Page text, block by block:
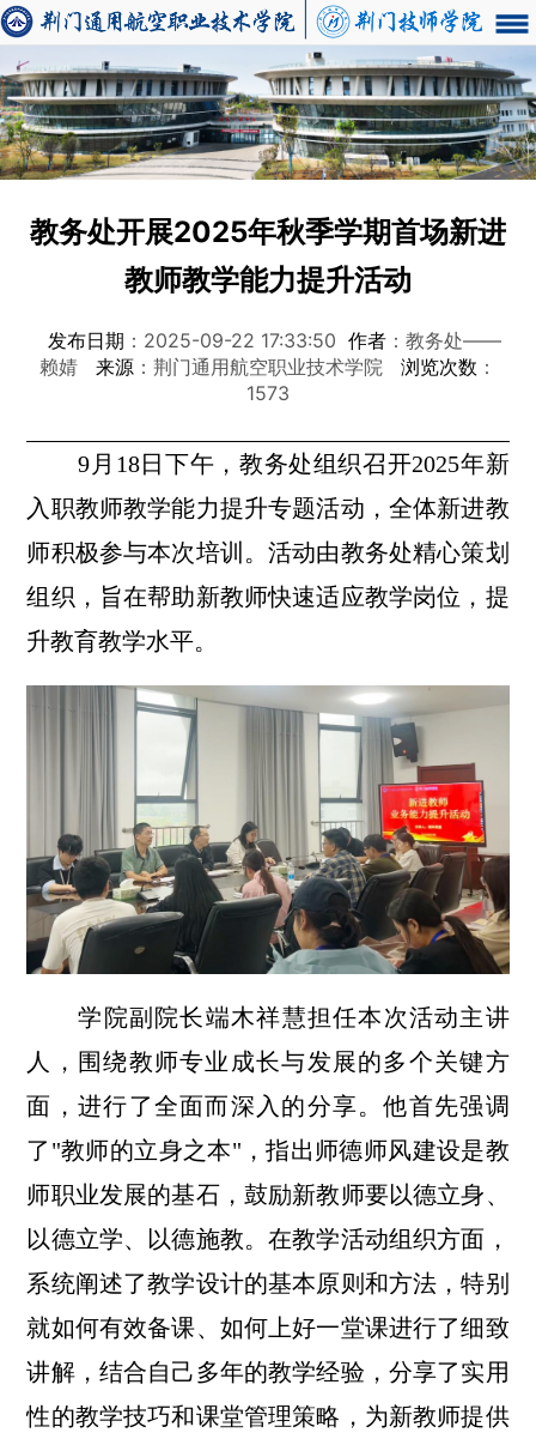
教务处开展2025年秋季学期首场新进
教师教学能力提升活动
发布日期 ：2025-09-22 17:33:50 作者：教务处——
赖婧
来源 ：荆门通用航空职业技术学院 浏览次数 ：
1573
9月18日下午，教务处组织召开2025年新
入职教师教学能力提升专题活动，全体新进教
师积极参与本次培训。活动由教务处精心策划
组织，旨在帮助新教师快速适应教学岗位，提
升教育教学水平。
学院副 院长端木祥慧担任本次活动主讲
人，围绕教师专业成长与发展的多个关键方
面，进行了全面而深入的分享。他首先强调
了"教师的立身之本"，指出师德师风建设是教
师职业发展的基石，鼓励新教师要以德立身、
以德立学、以德施教。在教学活动组织方面，
系统阐述了教学设计的基本原则和方法，特别
就如何有效备课、如何上好一堂课进行了细致
讲解，结合自己多年的教学经验，分享了实用
性的教学技巧和课堂管理策略，为新教师提供